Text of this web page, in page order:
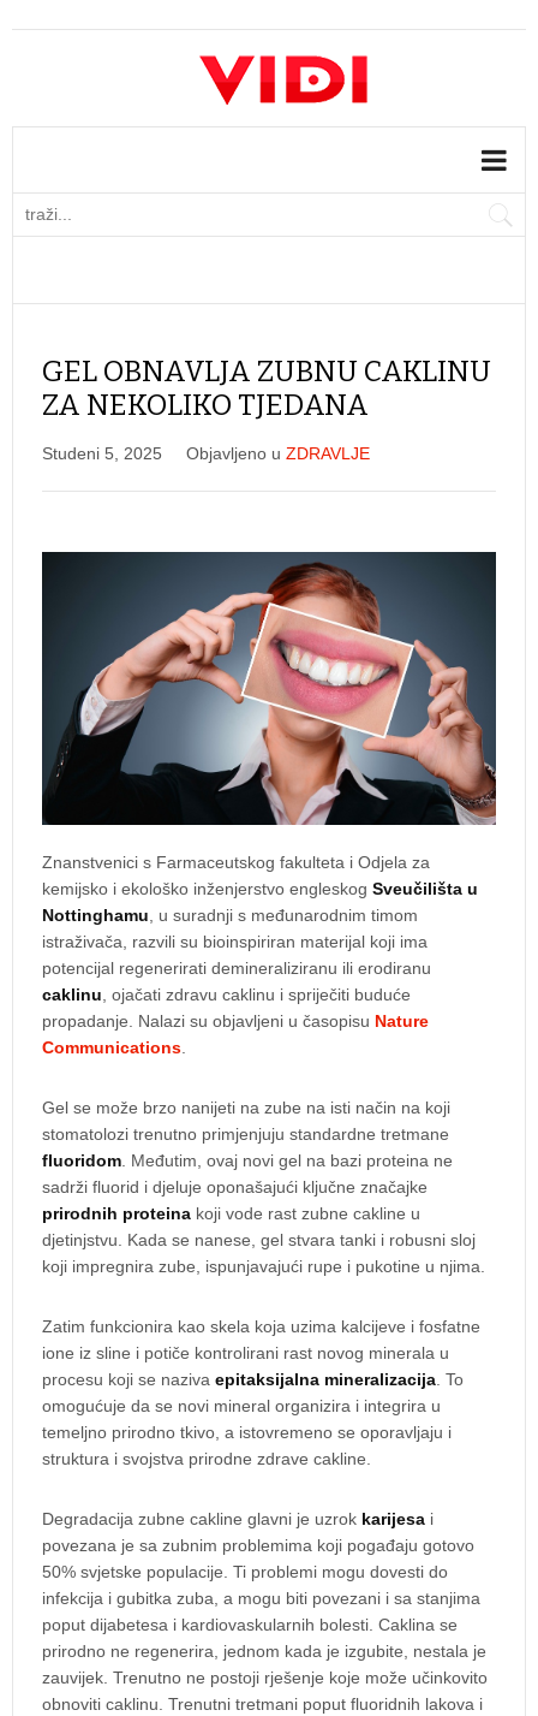
GEL OBNAVLJA ZUBNU CAKLINU
ZA NEKOLIKO TJEDANA
Studeni 5, 2025 Objavljeno u ZDRAVLJE
Znanstvenici s Farmaceutskog fakulteta i Odjela za
kemijsko i ekološko inženjerstvo engleskog Sveučilišta u
Nottinghamu, u suradnji s međunarodnim timom
istraživača, razvili su bioinspiriran materijal koji ima
potencijal regenerirati demineraliziranu ili erodiranu
caklinu, ojačati zdravu caklinu i spriječiti buduće
propadanje. Nalazi su objavljeni u časopisu Nature
Communications.
Gel se može brzo nanijeti na zube na isti način na koji
stomatolozi trenutno primjenjuju standardne tretmane
fluoridom. Međutim, ovaj novi gel na bazi proteina ne
sadrži fluorid i djeluje oponašajući ključne značajke
prirodnih proteina koji vode rast zubne cakline u
djetinjstvu. Kada se nanese, gel stvara tanki i robusni sloj
koji impregnira zube, ispunjavajući rupe i pukotine u njima.
Zatim funkcionira kao skela koja uzima kalcijeve i fosfatne
ione iz sline i potiče kontrolirani rast novog minerala u
procesu koji se naziva epitaksijalna mineralizacija. To
omogućuje da se novi mineral organizira i integrira u
temeljno prirodno tkivo, a istovremeno se oporavljaju i
struktura i svojstva prirodne zdrave cakline.
Degradacija zubne cakline glavni je uzrok karijesa i
povezana je sa zubnim problemima koji pogađaju gotovo
50% svjetske populacije. Ti problemi mogu dovesti do
infekcija i gubitka zuba, a mogu biti povezani i sa stanjima
poput dijabetesa i kardiovaskularnih bolesti. Caklina se
prirodno ne regenerira, jednom kada je izgubite, nestala je
zauvijek. Trenutno ne postoji rješenje koje može učinkovito
obnoviti caklinu. Trenutni tretmani poput fluoridnih lakova i